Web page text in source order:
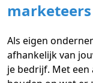
marketeers
Als eigen
afhankelijk van
je bedrijf. Met een